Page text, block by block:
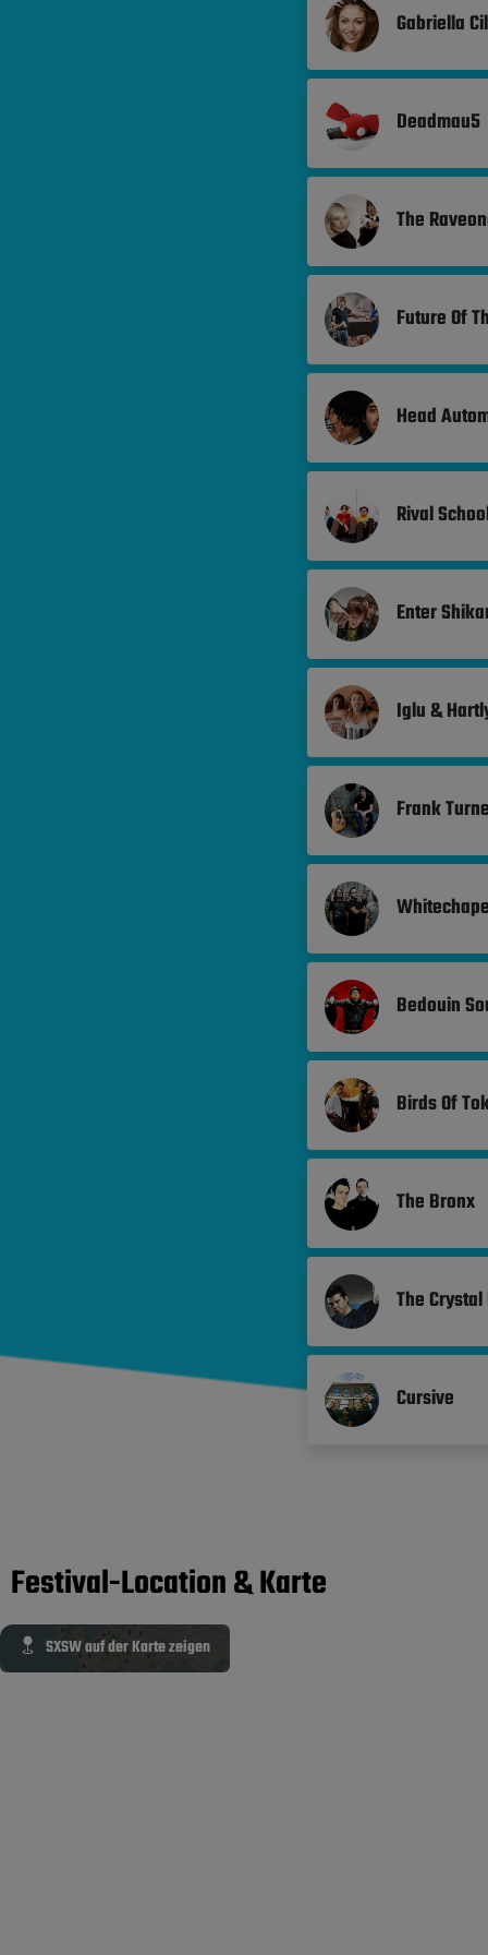
Gabriella
Deadmau5
The
Future Of
Head
Rival
Enter
Iglu &
Frank
Bedouin
Birds Of
The Bronx
The
Cursive
Festival-Location & Karte
SXSW auf der Karte zeigen